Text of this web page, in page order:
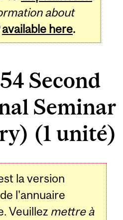
about
available here.
Second
Seminar
(1 unité)
la version
de l'annuaire
Veuillez mettre à